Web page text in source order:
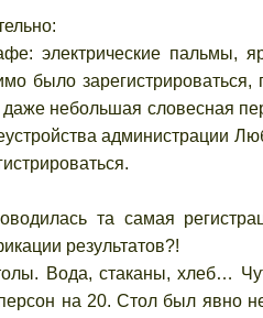
электрические пальмы,
было зарегистрироваться,
небольшая словесная
администрации
та самая
результатов?!
Вода, стаканы, хлеб…
на 20. Стол был явно